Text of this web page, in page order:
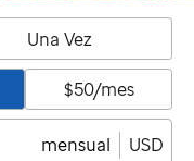
Una Vez
$50/mes
mensual USD